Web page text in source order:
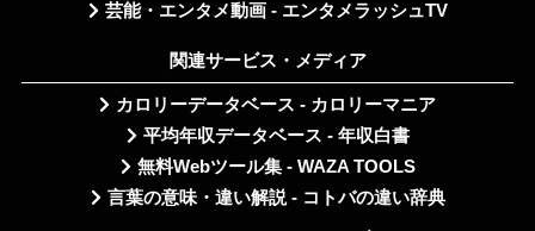
芸能・エンタメ動画 - エンタメラッシュTV
関連サービス・メディア
カロリーデータベース - カロリーマニア
平均年収データベース - 年収白書
無料Webツール集 - WAZA TOOLS
言葉の意味・違い解説 - コトバの違い辞典